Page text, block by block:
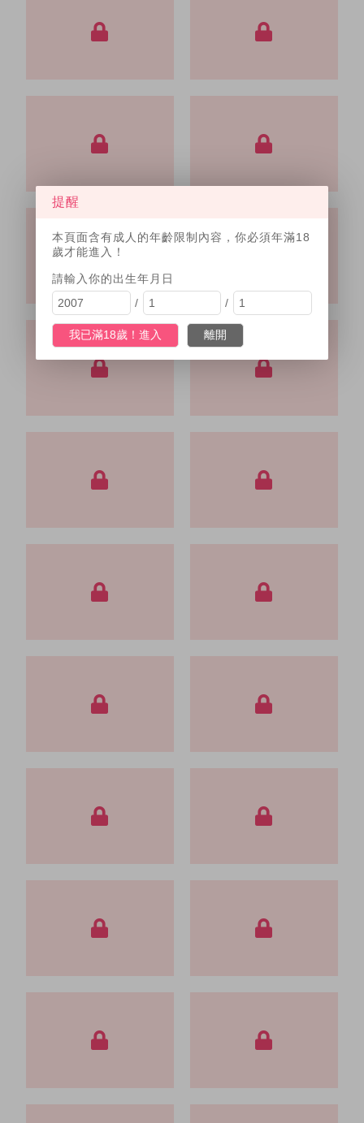
提醒
本頁面含有成人的年齡限制內容，你必須年滿18
歲才能進入！
請輸入你的出生年月日
/
/